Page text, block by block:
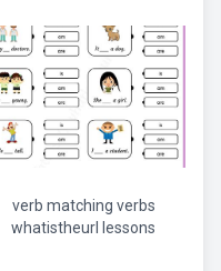
verb matching verbs
whatistheurl lessons